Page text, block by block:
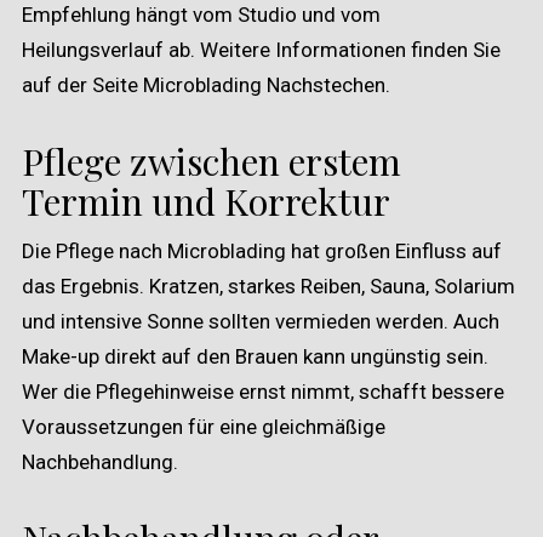
Empfehlung hängt vom Studio und vom
Heilungsverlauf ab. Weitere Informationen finden Sie
auf der Seite Microblading Nachstechen.
Pflege zwischen erstem
Termin und Korrektur
Die Pflege nach Microblading hat großen Einfluss auf
das Ergebnis. Kratzen, starkes Reiben, Sauna, Solarium
und intensive Sonne sollten vermieden werden. Auch
Make-up direkt auf den Brauen kann ungünstig sein.
Wer die Pflegehinweise ernst nimmt, schafft bessere
Voraussetzungen für eine gleichmäßige
Nachbehandlung.